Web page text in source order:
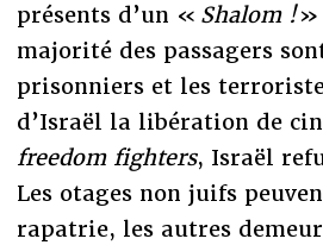
présents d’un « Shalom!»
majorité des passagers
prisonniers et les
d’Israël la libération de
freedom fighters, Israël
Les otages non juifs
rapatrie, les autres